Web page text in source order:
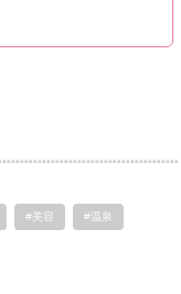
#美容 #温泉